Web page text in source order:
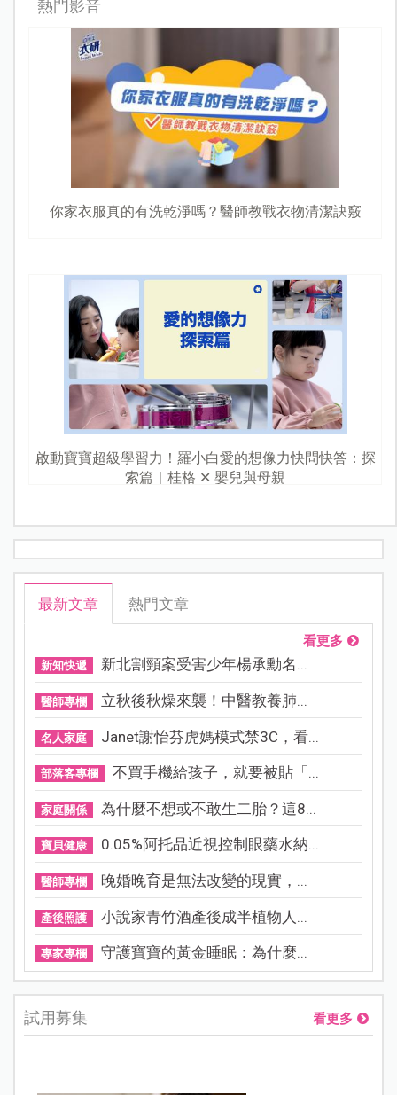
熱門影音
你家衣服真的有洗乾淨嗎？醫師教戰衣物清潔訣竅
啟動寶寶超級學習力！羅小白愛的想像力快問快答：探
索篇｜桂格 ✕ 嬰兒與母親
最新文章 熱門文章
看更多
新知快遞 新北割頸案受害少年楊承勳名...
醫師專欄 立秋後秋燥來襲！中醫教養肺...
名人家庭 Janet謝怡芬虎媽模式禁3C，看...
部落客專欄 不買手機給孩子，就要被貼「...
家庭關係 為什麼不想或不敢生二胎？這8...
寶貝健康 0.05%阿托品近視控制眼藥水納...
醫師專欄 晚婚晚育是無法改變的現實，...
產後照護 小說家青竹酒產後成半植物人...
專家專欄 守護寶寶的黃金睡眠：為什麼...
試用募集 看更多